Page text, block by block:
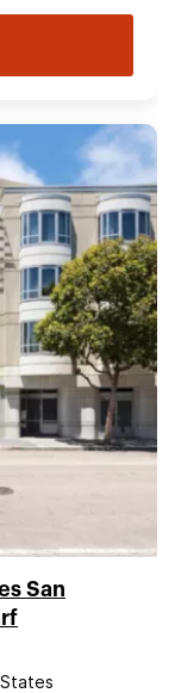
San